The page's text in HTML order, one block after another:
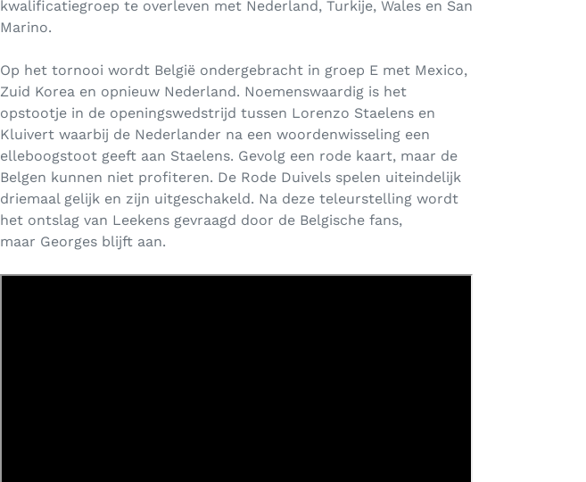
kwalificatiegroep te overleven met Nederland, Turkije, Wales en San
Marino.
Op het tornooi wordt België ondergebracht in groep E met Mexico,
Zuid Korea en opnieuw Nederland. Noemenswaardig is het
opstootje in de openingswedstrijd tussen Lorenzo Staelens en
Kluivert waarbij de Nederlander na een woordenwisseling een
elleboogstoot geeft aan Staelens. Gevolg een rode kaart, maar de
Belgen kunnen niet profiteren. De Rode Duivels spelen uiteindelijk
driemaal gelijk en zijn uitgeschakeld. Na deze teleurstelling wordt
het ontslag van Leekens gevraagd door de Belgische fans,
maar Georges blijft aan.